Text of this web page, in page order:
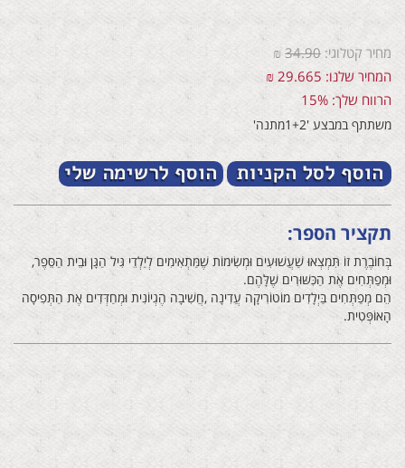
מחיר קטלוגי: 34.90
₪
המחיר שלנו: 29.665 ₪
הרווח שלך: 15%
משתתף במבצע '1+2מתנה'
תקציר הספר:
בְּחוֹבֶרֶת‭ ‬זוֹ‭ ‬תִּמְצְאוּ‭ ‬שַׁעֲשׁוּעִים‭ ‬וּמְשִׂימוֹת‭ ‬שֶׁמַּתְאִימִים‭ ‬לְיַלְדֵי‭ ‬גִּיל‭ ‬הַגָּן‭ ‬וּבֵית‭ ‬הַסֵּפֶר‭,‬
וּמְפַתְּחִים‭ ‬אֶת‭ ‬הַכִּשּׁוּרִים‭ ‬שֶׁלָּהֶם‭.‬
‬הָאוֹפְּטִית‭.‬